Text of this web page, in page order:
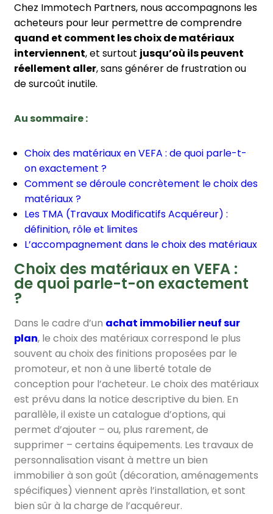
Chez Immotech Partners, nous accompagnons les
acheteurs pour leur permettre de comprendre
quand et comment les choix de matériaux
interviennent, et surtout jusqu’où ils peuvent
réellement aller, sans générer de frustration ou
de surcoût inutile.
Au sommaire :
Choix des matériaux en VEFA : de quoi parle-t-
on exactement ?
Comment se déroule concrètement le choix des
matériaux ?
Les TMA (Travaux Modificatifs Acquéreur) :
définition, rôle et limites
L’accompagnement dans le choix des matériaux
Choix des matériaux en VEFA :
de quoi parle-t-on exactement
?
Dans le cadre d’un achat immobilier neuf sur
plan, le choix des matériaux correspond le plus
souvent au choix des finitions proposées par le
promoteur, et non à une liberté totale de
conception pour l’acheteur. Le choix des matériaux
est prévu dans la notice descriptive du bien. En
parallèle, il existe un catalogue d’options, qui
permet d’ajouter – ou, plus rarement, de
supprimer – certains équipements. Les travaux de
personnalisation visant à mettre un bien
immobilier à son goût (décoration, aménagements
spécifiques) viennent après l’installation, et sont
bien sûr à la charge de l’acquéreur.